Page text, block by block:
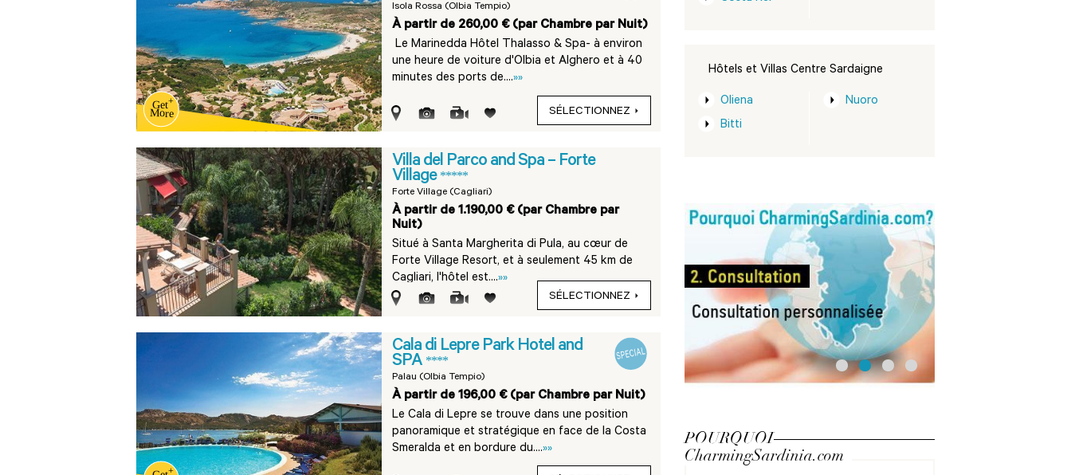
Isola Rossa (Olbia Tempio)
À partir de 260,00 € (par Chambre par Nuit)
Le Marinedda Hôtel Thalasso & Spa- à environ
une heure de voiture d'Olbia et Alghero et à 40
minutes des ports de....»»
SÉLECTIONNEZ
Villa del Parco and Spa – Forte
Village *****
Forte Village (Cagliari)
À partir de 1.190,00 € (par Chambre par
Nuit)
Situé à Santa Margherita di Pula, au cœur de
Forte Village Resort, et à seulement 45 km de
Cagliari, l'hôtel est....»»
SÉLECTIONNEZ
Cala di Lepre Park Hotel and
SPA ****
Palau (Olbia Tempio)
À partir de 196,00 € (par Chambre par Nuit)
Le Cala di Lepre se trouve dans une position
panoramique et stratégique en face de la Costa
Smeralda et en bordure du....»»
Hôtels et Villas Centre Sardaigne
Oliena
Bitti
Nuoro
POURQUOI
CharmingSardinia.com